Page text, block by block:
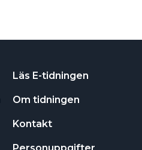
Läs E-tidningen
Om tidningen
Kontakt